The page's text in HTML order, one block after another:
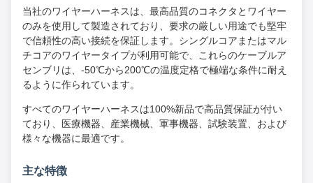
当社のワイヤーハーネスは、最高品質のコネクタとワイヤー
のみを使用して製造されており、要求の厳しい用途でも堅牢
で信頼性の高い接続を保証します。シングルコアまたはマル
チコアのワイヤータイプが利用可能で、これらのケーブルア
センブリは、-50℃から200℃の温度定格で極端な条件に耐え
るように作られています。
すべてのワイヤーハーネスは100%新品で高品質保証が付い
ており、医療機器、産業機械、軍事機器、試験装置、および
様々な機器に最適です。
主な特徴